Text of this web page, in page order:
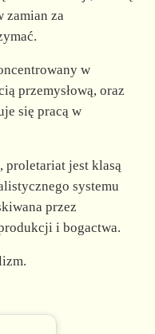
zamian za
w
przemysłową, oraz
się pracą w
, proletariat jest klasą
systemu
przez
i bogactwa.